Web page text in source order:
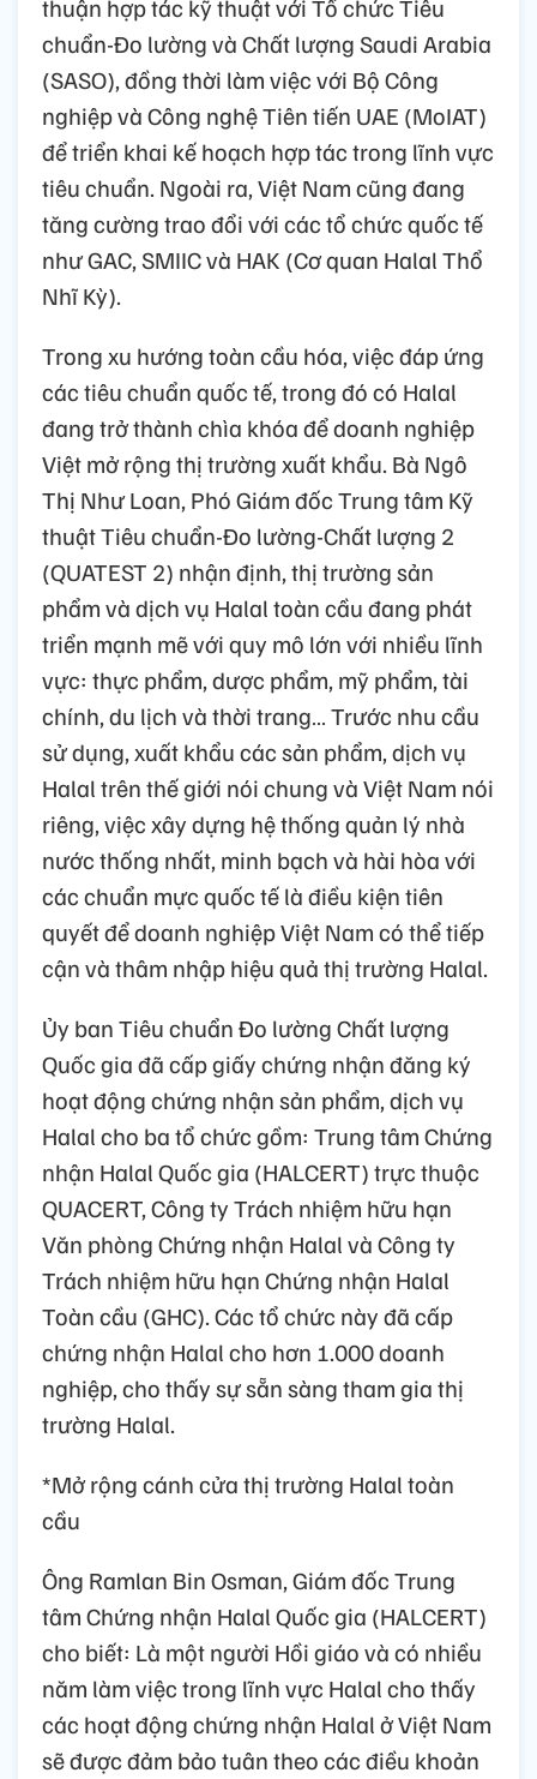
thuận hợp tác kỹ thuật với Tổ chức Tiêu
chuẩn-Đo lường và Chất lượng Saudi Arabia
(SASO), đồng thời làm việc với Bộ Công
nghiệp và Công nghệ Tiên tiến UAE (MoIAT)
để triển khai kế hoạch hợp tác trong lĩnh vực
tiêu chuẩn. Ngoài ra, Việt Nam cũng đang
tăng cường trao đổi với các tổ chức quốc tế
như GAC, SMIIC và HAK (Cơ quan Halal Thổ
Nhĩ Kỳ).
Trong xu hướng toàn cầu hóa, việc đáp ứng
các tiêu chuẩn quốc tế, trong đó có Halal
đang trở thành chìa khóa để doanh nghiệp
Việt mở rộng thị trường xuất khẩu. Bà Ngô
Thị Như Loan, Phó Giám đốc Trung tâm Kỹ
thuật Tiêu chuẩn-Đo lường-Chất lượng 2
(QUATEST 2) nhận định, thị trường sản
phẩm và dịch vụ Halal toàn cầu đang phát
triển mạnh mẽ với quy mô lớn với nhiều lĩnh
vực: thực phẩm, dược phẩm, mỹ phẩm, tài
chính, du lịch và thời trang… Trước nhu cầu
sử dụng, xuất khẩu các sản phẩm, dịch vụ
Halal trên thế giới nói chung và Việt Nam nói
riêng, việc xây dựng hệ thống quản lý nhà
nước thống nhất, minh bạch và hài hòa với
các chuẩn mực quốc tế là điều kiện tiên
quyết để doanh nghiệp Việt Nam có thể tiếp
cận và thâm nhập hiệu quả thị trường Halal.
Ủy ban Tiêu chuẩn Đo lường Chất lượng
Quốc gia đã cấp giấy chứng nhận đăng ký
hoạt động chứng nhận sản phẩm, dịch vụ
Halal cho ba tổ chức gồm: Trung tâm Chứng
nhận Halal Quốc gia (HALCERT) trực thuộc
QUACERT, Công ty Trách nhiệm hữu hạn
Văn phòng Chứng nhận Halal và Công ty
Trách nhiệm hữu hạn Chứng nhận Halal
Toàn cầu (GHC). Các tổ chức này đã cấp
chứng nhận Halal cho hơn 1.000 doanh
nghiệp, cho thấy sự sẵn sàng tham gia thị
trường Halal.
*Mở rộng cánh cửa thị trường Halal toàn
cầu
Ông Ramlan Bin Osman, Giám đốc Trung
tâm Chứng nhận Halal Quốc gia (HALCERT)
cho biết: Là một người Hồi giáo và có nhiều
năm làm việc trong lĩnh vực Halal cho thấy
các hoạt động chứng nhận Halal ở Việt Nam
sẽ được đảm bảo tuân theo các điều khoản